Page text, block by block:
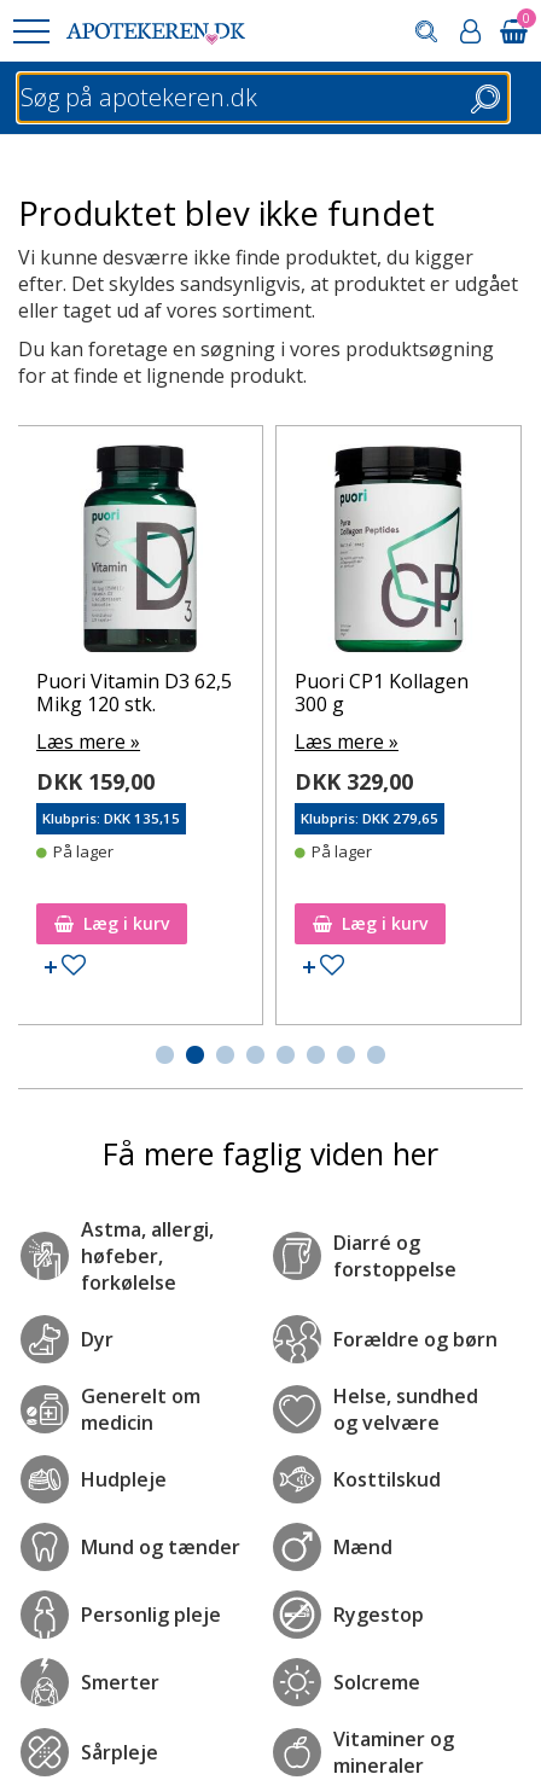
0
Søg
Produktet blev ikke fundet
Vi kunne desværre ikke finde produktet, du kigger
efter. Det skyldes sandsynligvis, at produktet er udgået
eller taget ud af vores sortiment.
Du kan foretage en søgning i vores produktsøgning
for at finde et lignende produkt.
Puori Vitamin D3 62,5
Mikg 120 stk.
Læs mere »
DKK 159,00
Klubpris: DKK 135,15
På lager
Læg i kurv
Tilføj til ønskeseddel
Puori CP1 Kollagen
300 g
Læs mere »
DKK 329,00
Klubpris: DKK 279,65
På lager
Læg i kurv
Tilføj til ønskeseddel
Få mere faglig viden her
Astma, allergi,
høfeber,
forkølelse
Diarré og
forstoppelse
Dyr Forældre og børn
Generelt om
medicin
Helse, sundhed
og velvære
Hudpleje Kosttilskud
Mund og tænder Mænd
Personlig pleje Rygestop
Smerter Solcreme
Sårpleje
Vitaminer og
mineraler